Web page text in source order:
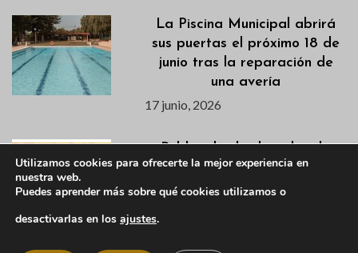
La Piscina Municipal abrirá
sus puertas el próximo 18 de
junio tras la reparación de
una avería
17 junio, 2026
Publicados los listados de
admitidas/os para los cursos
de natación de los
17 junio, 2026
Utilizamos cookies para ofrecerte la mejor experiencia en
nuestra web.
Puedes aprender más sobre qué cookies utilizamos o
desactivarlas en los ajustes.